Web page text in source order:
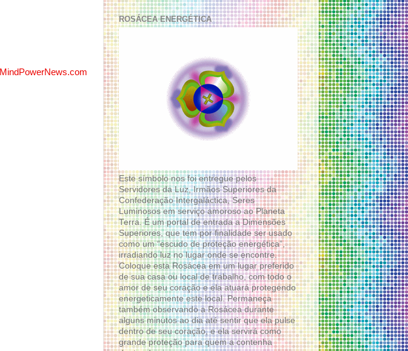
MindPowerNews.com
ROSÁCEA ENERGÉTICA
Este símbolo nos foi entregue pelos
Servidores da Luz, Irmãos Superiores da
Confederação Intergaláctica, Seres
Luminosos em serviço amoroso ao Planeta
Terra. É um portal de entrada a Dimensões
Superiores, que tem por finalidade ser usado
como um “escudo de proteção energética”,
irradiando luz no lugar onde se encontre.
Coloque esta Rosácea em um lugar preferido
de sua casa ou local de trabalho, com todo o
amor de seu coração e ela atuará protegendo
energeticamente este local. Permaneça
também observando a Rosácea durante
alguns minutos ao dia até sentir que ela pulse
dentro de seu coração, e ela servirá como
grande proteção para quem a contenha